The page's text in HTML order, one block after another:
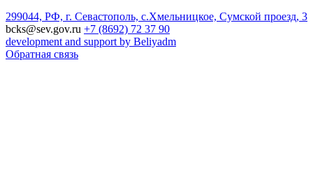
299044, РФ, г. Севастополь, с.Хмельницкое, Сумской проезд, 3
bcks@sev.gov.ru +7 (8692) 72 37 90
development and support by Beliyadm
Обратная связь